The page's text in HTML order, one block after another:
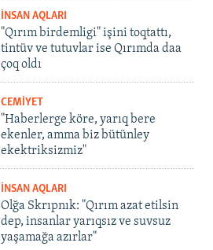
İNSAN AQLARI
"Qırım birdemligi" işini toqtattı,
tintüv ve tutuvlar ise Qırımda daa
çoq oldı
CEMİYET
"Haberlerge köre, yarıq bere
ekenler, amma biz bütünley
ekektriksizmiz"
İNSAN AQLARI
Olğa Skrıpnık: "Qırım azat etilsin
dep, insanlar yarıqsız ve suvsuz
yaşamağa azırlar"